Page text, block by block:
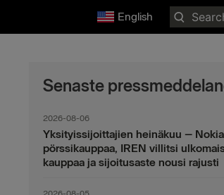
English
Search
for:
Senaste
2026-08-06
Yksityissijoittajien heinäkuu –
pörssikauppaa, IREN villitsi
kauppaa ja sijoitusaste nousi rajusti